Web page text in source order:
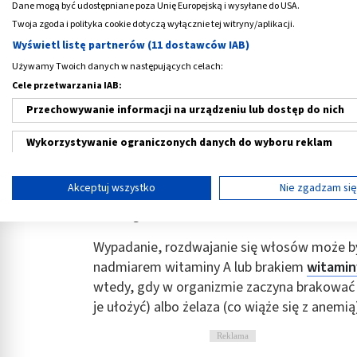
Najczęściej takie objawy spowodowane są
magnezu lub selenu. Problem nosi nazwę
preparatów magnezowych (najlepiej w
o produkty zawierające magnez (np. picie
Jeśli nie masz podejrzeń, że brakuje Ci
może to być tik nerwowy wywołany
niedoborów witaminy C, A (retinolu),
diecie. Warto jeść: grejpfruty, cytryny,
Wypadanie, rozdwajanie się włosów może
nadmiarem witaminy A lub brakiem
wtedy, gdy w organizmie zaczyna
je ułożyć) albo żelaza (co wiąże się z
Reklama
Dane mogą być udostępniane poza Unię Europejską i wysyłane do USA.
Twoja zgoda i polityka cookie dotyczą wyłącznie tej witryny/aplikacji.
Wyświetl listę partnerów (11 dostawców IAB)
Używamy Twoich danych w następujących celach:
Cele przetwarzania IAB:
Przechowywanie informacji na urządzeniu lub dostęp do nich
Wykorzystywanie ograniczonych danych do wyboru reklam
Tworzenie profili w celu spersonalizowanych reklam
Tworzenie profili w celu personalizacji treści
Wykorzystywanie profili w celu doboru spersonalizowanych
Pomiar efektywności reklam
Akceptuj wszystko Nie zgadzam się